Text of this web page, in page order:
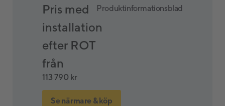
Pris med
installation
efter ROT
från
113 790 kr
Produktinformationsblad
Se närmare & köp